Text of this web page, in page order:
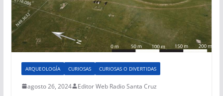
ARQUEOLOGÍA CURIOSAS CURIOSAS O DIVERTIDAS
agosto 26, 2024 Editor Web Radio Santa Cruz